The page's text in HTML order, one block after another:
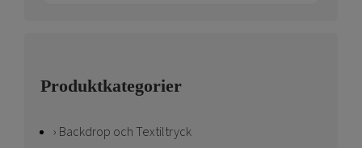
Produktkategorier
Backdrop och Textiltryck